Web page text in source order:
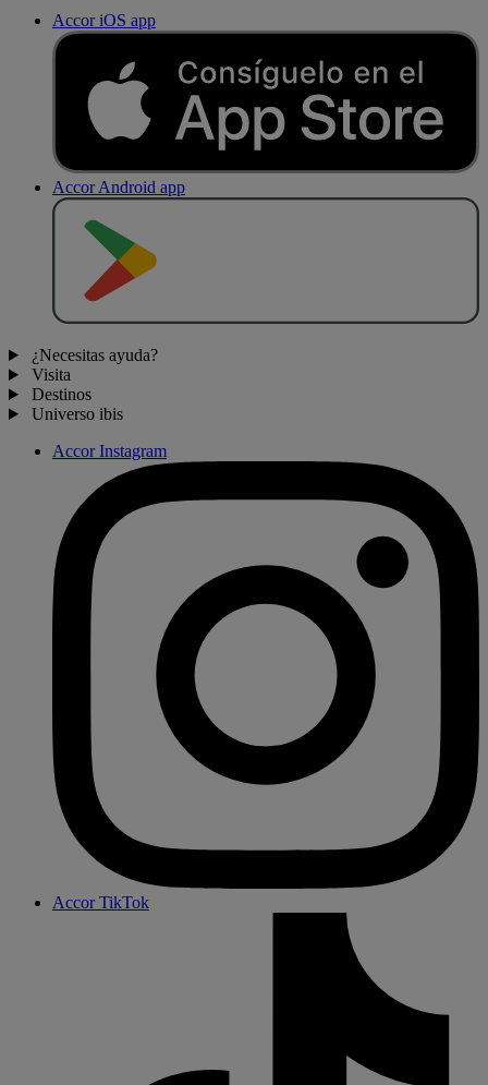
Accor iOS app
Accor Android app
¿Necesitas ayuda?
Visita
Destinos
Universo ibis
Accor Instagram
Accor TikTok